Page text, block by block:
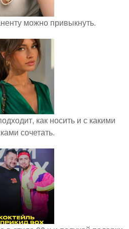
можно привыкнуть.
как носить и с какими
сочетать.